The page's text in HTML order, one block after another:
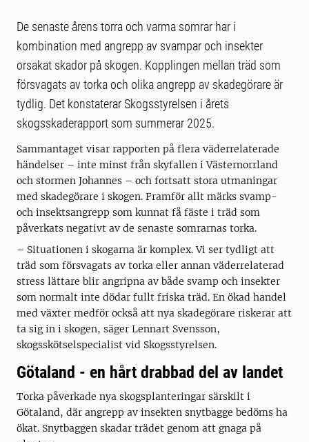
De senaste årens torra och varma somrar har i
kombination med angrepp av svampar och insekter
orsakat skador på skogen. Kopplingen mellan träd som
försvagats av torka och olika angrepp av skadegörare är
tydlig. Det konstaterar Skogsstyrelsen i årets
skogsskaderapport som summerar 2025.
Sammantaget visar rapporten på flera väderrelaterade
händelser – inte minst från skyfallen i Västernorrland
och stormen Johannes – och fortsatt stora utmaningar
med skadegörare i skogen. Framför allt märks svamp-
och insektsangrepp som kunnat få fäste i träd som
påverkats negativt av de senaste somrarnas torka.
– Situationen i skogarna är komplex. Vi ser tydligt att
träd som försvagats av torka eller annan väderrelaterad
stress lättare blir angripna av både svamp och insekter
som normalt inte dödar fullt friska träd. En ökad handel
med växter medför också att nya skadegörare riskerar att
ta sig in i skogen, säger Lennart Svensson,
skogsskötselspecialist vid Skogsstyrelsen.
Götaland - en hårt drabbad del av landet
Torka påverkade nya skogsplanteringar särskilt i
Götaland, där angrepp av insekten snytbagge bedöms ha
ökat. Snytbaggen skadar trädet genom att gnaga på